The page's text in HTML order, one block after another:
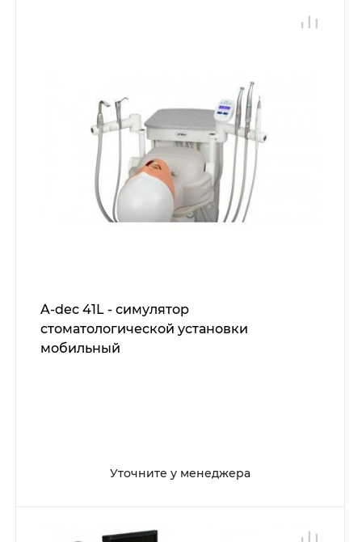
A-dec 41L - симулятор
стоматологической установки
мобильный
Уточните у менеджера